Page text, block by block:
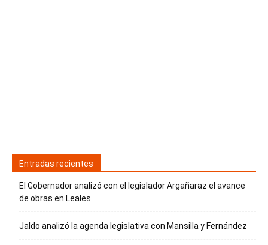
Entradas recientes
El Gobernador analizó con el legislador Argañaraz el avance
de obras en Leales
Jaldo analizó la agenda legislativa con Mansilla y Fernández